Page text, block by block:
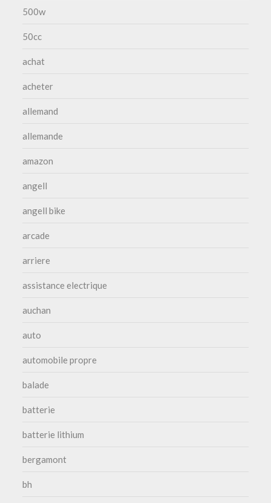
500w
50cc
achat
acheter
allemand
allemande
amazon
angell
angell bike
arcade
arriere
assistance electrique
auchan
auto
automobile propre
balade
batterie
batterie lithium
bergamont
bh